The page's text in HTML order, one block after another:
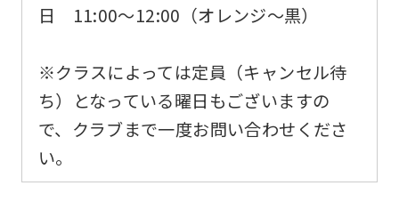
日 11:00〜12:00（オレンジ～黒）
※クラスによっては定員（キャンセル待
ち）となっている曜日もございますの
で、クラブまで一度お問い合わせくださ
い。
For
foreigners